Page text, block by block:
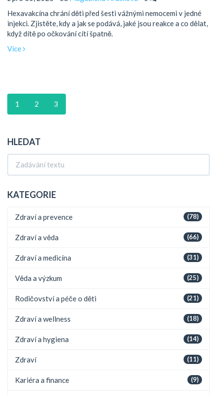
Hexavakcína chrání děti před šesti vážnými nemocemi v jedné
injekci. Zjistěte, kdy a jak se podává, jaké jsou reakce a co dělat,
když dítě po očkování cítí špatně.
Více
1 2 3
HLEDAT
KATEGORIE
(78)
Zdraví a prevence
(66)
Zdraví a věda
(31)
Zdraví a medicína
(25)
Věda a výzkum
(21)
Rodičovství a péče o děti
(18)
Zdraví a wellness
(14)
Zdraví a hygiena
(11)
Zdraví
(9)
Kariéra a finance